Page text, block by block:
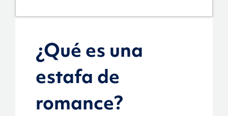
¿Qué es una
estafa de
romance?